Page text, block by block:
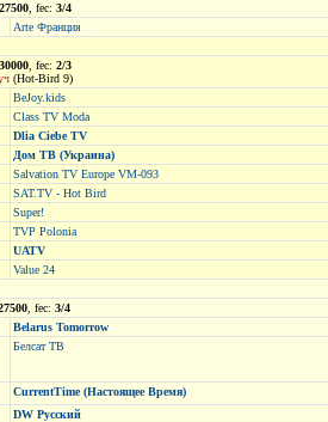
27500 , fec: 3/4
Arte Франция
30000 , fec: 2/3
(Hot-Bird 9)
BeJoy.kids
Class TV Moda
Dlia Ciebe TV
Дом ТВ (Украина)
Salvation TV Europe VM-093
SAT.TV - Hot Bird
Super!
TVP Polonia
UATV
Value 24
, fec: 3/4
Belarus Tomorrow
Белсат ТВ
CurrentTime (Настоящее Время)
DW Русский